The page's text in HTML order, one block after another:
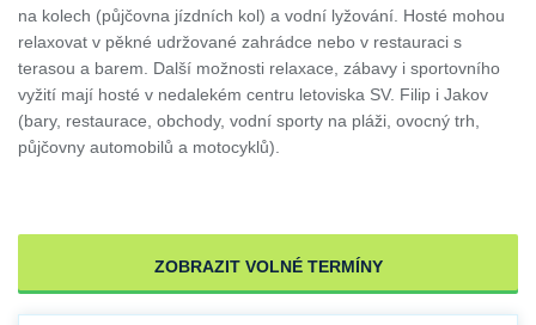
na kolech (půjčovna jízdních kol) a vodní lyžování. Hosté mohou
relaxovat v pěkné udržované zahrádce nebo v restauraci s
terasou a barem. Další možnosti relaxace, zábavy i sportovního
vyžití mají hosté v nedalekém centru letoviska SV. Filip i Jakov
(bary, restaurace, obchody, vodní sporty na pláži, ovocný trh,
půjčovny automobilů a motocyklů).
ZOBRAZIT VOLNÉ TERMÍNY